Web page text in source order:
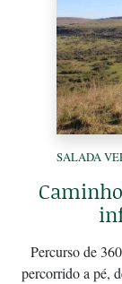
SALADA
Percurso de
percorrido a pé,